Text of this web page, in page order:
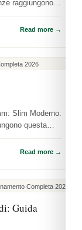
raggiungono
Read more →
Slim Moderno.
questa
Read more →
Guida